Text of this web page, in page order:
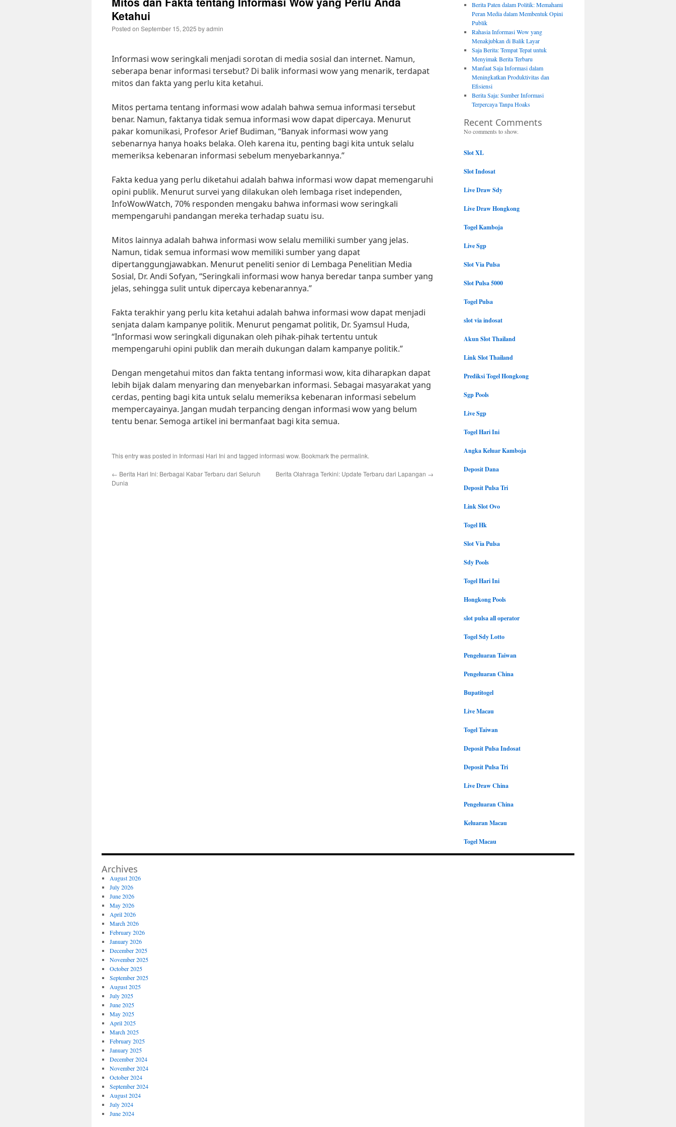
Ketahui
Posted on September 15, 2025 byadmin
Informasi wow seringkali menjadi sorotan di media sosial dan internet. Namun,
seberapa benar informasi tersebut? Di balik informasi wow yang menarik, terdapat
mitos dan fakta yang perlu kita ketahui.
Mitos pertama tentang informasi wow adalah bahwa semua informasi tersebut
benar. Namun, faktanya tidak semua informasi wow dapat dipercaya. Menurut
pakar komunikasi, Profesor Arief Budiman, “Banyak informasi wow yang
sebenarnya hanya hoaks belaka. Oleh karena itu, penting bagi kita untuk selalu
memeriksa kebenaran informasi sebelum menyebarkannya.”
Fakta kedua yang perlu diketahui adalah bahwa informasi wow dapat memengaruhi
opini publik. Menurut survei yang dilakukan oleh lembaga riset independen,
InfoWowWatch, 70% responden mengaku bahwa informasi wow seringkali
mempengaruhi pandangan mereka terhadap suatu isu.
Mitos lainnya adalah bahwa informasi wow selalu memiliki sumber yang jelas.
Namun, tidak semua informasi wow memiliki sumber yang dapat
dipertanggungjawabkan. Menurut peneliti senior di Lembaga Penelitian Media
Sosial, Dr. Andi Sofyan, “Seringkali informasi wow hanya beredar tanpa sumber yang
jelas, sehingga sulit untuk dipercaya kebenarannya.”
Fakta terakhir yang perlu kita ketahui adalah bahwa informasi wow dapat menjadi
senjata dalam kampanye politik. Menurut pengamat politik, Dr. Syamsul Huda,
“Informasi wow seringkali digunakan oleh pihak-pihak tertentu untuk
mempengaruhi opini publik dan meraih dukungan dalam kampanye politik.”
Dengan mengetahui mitos dan fakta tentang informasi wow, kita diharapkan dapat
lebih bijak dalam menyaring dan menyebarkan informasi. Sebagai masyarakat yang
cerdas, penting bagi kita untuk selalu memeriksa kebenaran informasi sebelum
mempercayainya. Jangan mudah terpancing dengan informasi wow yang belum
tentu benar. Semoga artikel ini bermanfaat bagi kita semua.
This entry was posted in Informasi Hari Ini and tagged informasi wow. Bookmark the permalink.
← Berita Hari Ini: Berbagai Kabar Terbaru dari Seluruh
Dunia
Berita Olahraga Terkini: Update Terbaru dari Lapangan →
Berita Paten dalam Politik: Memahami
Peran Media dalam Membentuk Opini
Publik
Rahasia Informasi Wow yang
Menakjubkan di Balik Layar
Saja Berita: Tempat Tepat untuk
Menyimak Berita Terbaru
Manfaat Saja Informasi dalam
Meningkatkan Produktivitas dan
Efisiensi
Berita Saja: Sumber Informasi
Terpercaya Tanpa Hoaks
Recent Comments
No comments to show.
Slot XL
Slot Indosat
Live Draw Sdy
Live Draw Hongkong
Togel Kamboja
Live Sgp
Slot Via Pulsa
Slot Pulsa 5000
Togel Pulsa
slot via indosat
Akun Slot Thailand
Link Slot Thailand
Prediksi Togel Hongkong
Sgp Pools
Live Sgp
Togel Hari Ini
Angka Keluar Kamboja
Deposit Dana
Deposit Pulsa Tri
Link Slot Ovo
Togel Hk
Slot Via Pulsa
Sdy Pools
Togel Hari Ini
Hongkong Pools
slot pulsa all operator
Togel Sdy Lotto
Pengeluaran Taiwan
Pengeluaran China
Bupatitogel
Live Macau
Togel Taiwan
Deposit Pulsa Indosat
Deposit Pulsa Tri
Live Draw China
Pengeluaran China
Keluaran Macau
Togel Macau
Archives
August 2026
July 2026
June 2026
May 2026
April 2026
March 2026
February 2026
January 2026
December 2025
November 2025
October 2025
September 2025
August 2025
July 2025
June 2025
May 2025
April 2025
March 2025
February 2025
January 2025
December 2024
November 2024
October 2024
September 2024
August 2024
July 2024
June 2024